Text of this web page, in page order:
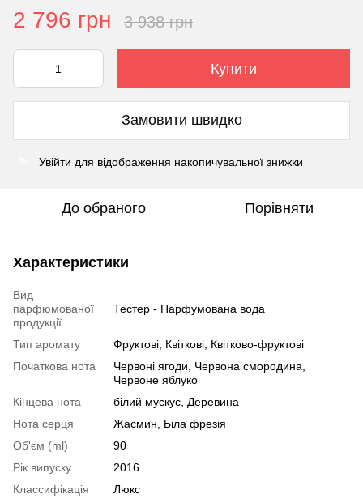
2 796 грн 3 938 грн
Купити
Замовити швидко
Увійти для відображення накопичувальної знижки
До обраного Порівняти
Характеристики
Вид
парфюмованої
продукції
Тестер - Парфумована вода
Тип аромату
Фруктові, Квіткові, Квітково-фруктові
Початкова нота
Червоні ягоди, Червона смородина,
Червоне яблуко
Кінцева нота
білий мускус, Деревина
Нота серця
Жасмин, Біла фрезія
Об'єм (ml)
90
Рік випуску
2016
Классифікація
Люкс